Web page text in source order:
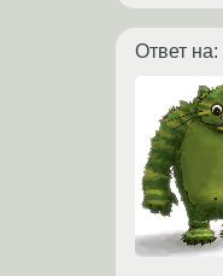
Ответ на: